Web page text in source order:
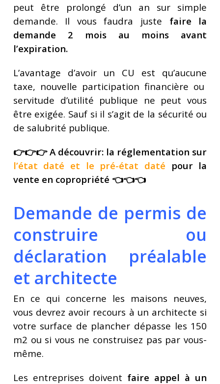
peut être prolongé d’un an sur simple
demande. Il vous faudra juste faire la
demande 2 mois au moins avant
l’expiration.
L’avantage d’avoir un CU est qu’aucune
taxe, nouvelle participation financière ou
servitude d’utilité publique ne peut vous
être exigée. Sauf si il s’agit de la sécurité ou
de salubrité publique.
👉👉👉 A découvrir: la réglementation sur
l’état daté et le pré-état daté pour la
vente en copropriété 👈👈👈
Demande de permis de
construire ou
déclaration préalable
et architecte
En ce qui concerne les maisons neuves,
vous devrez avoir recours à un architecte si
votre surface de plancher dépasse les 150
m2 ou si vous ne construisez pas par vous-
même.
Les entreprises doivent faire appel à un